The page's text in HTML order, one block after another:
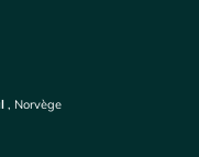
, Norvège